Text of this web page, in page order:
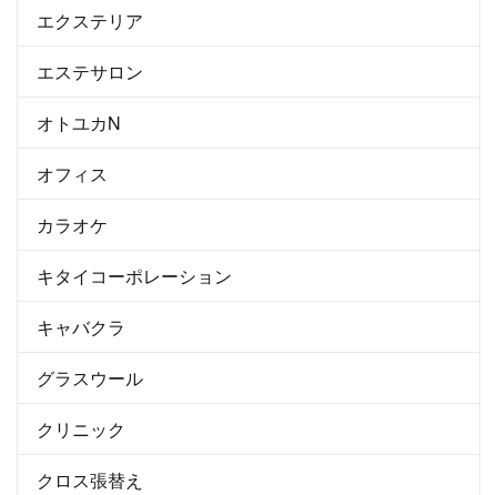
エクステリア
エステサロン
オトユカN
オフィス
カラオケ
キタイコーポレーション
キャバクラ
グラスウール
クリニック
クロス張替え